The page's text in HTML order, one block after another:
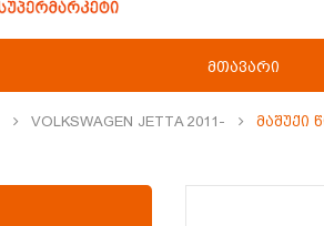
ᲛᲗᲐᲕᲐᲠᲘ
VOLKSWAGEN JETTA 2011- Მაშუქი